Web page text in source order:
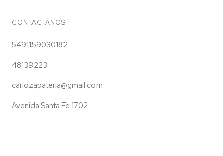
CONTACTÁNOS
5491159030182
48139223
carlozapateria@gmail.com
Avenida Santa Fe 1702